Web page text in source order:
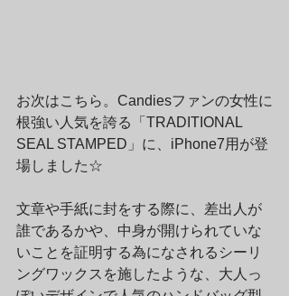
お次はこちら。Candiesファンの女性に
根強い人気を誇る「TRADITIONAL
SEAL STAMPED」に、iPhone7用が登
場しました☆
文章や手紙に封をする際に、差出人が
誰であるかや、中身が開けられていな
いことを証明する為になされるシーリ
ングワックスを施したような、大人っ